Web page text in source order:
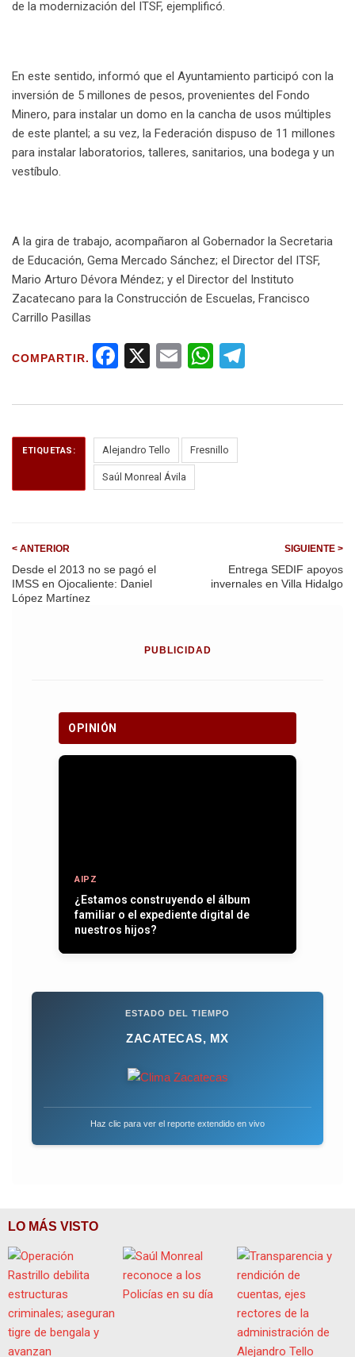
de la modernización del ITSF, ejemplificó.
En este sentido, informó que el Ayuntamiento participó con la
inversión de 5 millones de pesos, provenientes del Fondo
Minero, para instalar un domo en la cancha de usos múltiples
de este plantel; a su vez, la Federación dispuso de 11 millones
para instalar laboratorios, talleres, sanitarios, una bodega y un
vestíbulo.
A la gira de trabajo, acompañaron al Gobernador la Secretaria
de Educación, Gema Mercado Sánchez; el Director del ITSF,
Mario Arturo Dévora Méndez; y el Director del Instituto
Zacatecano para la Construcción de Escuelas, Francisco
Carrillo Pasillas
COMPARTIR.
F
ce
b
o
o
X
E
ail
W
at
s
A
e
ETIQUETAS: Alejandro Tello Fresnillo
Saúl Monreal Ávila
< ANTERIOR
Desde el 2013 no se pagó el
IMSS en Ojocaliente: Daniel
López Martínez
SIGUIENTE >
Entrega SEDIF apoyos
invernales en Villa Hidalgo
PUBLICIDAD
OPINIÓN
AIPZ
¿Estamos construyendo el álbum
familiar o el expediente digital de
nuestros hijos?
ESTADO DEL TIEMPO
ZACATECAS, MX
Haz clic para ver el reporte extendido en vivo
LO MÁS VISTO